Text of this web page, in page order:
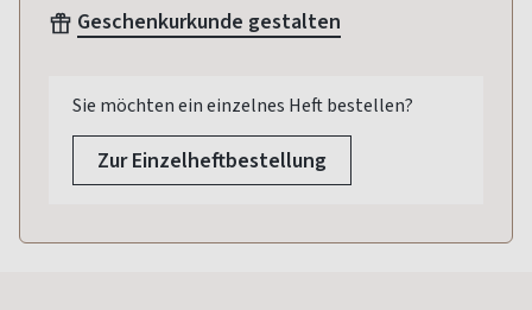
Geschenkurkunde gestalten
Sie möchten ein einzelnes Heft bestellen?
Zur Einzelheftbestellung